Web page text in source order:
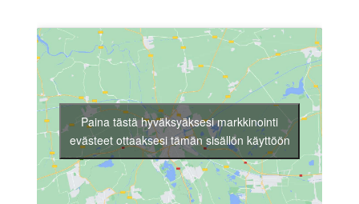
Paina tästä hyväksyäksesi markkinointi
evästeet ottaaksesi tämän sisällön käyttöön